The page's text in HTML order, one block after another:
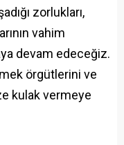
zorlukları,
vahim
devam edeceğiz.
örgütlerini ve
kulak vermeye